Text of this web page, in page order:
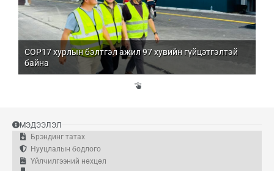
COP17 хурлын бэлтгэл ажил 97 хувийн гүйцэтгэлтэй
байна
МЭДЭЭЛЭЛ
Брэндинг татах
Нууцлалын бодлого
Үйлчилгээний нөхцөл